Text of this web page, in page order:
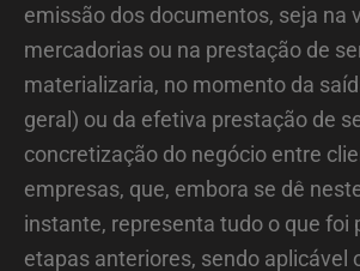
emissão dos documentos, seja na
mercadorias ou na prestação de
materializaria, no momento da
geral) ou da efetiva prestação de
concretização do negócio entre
empresas, que, embora se dê
instante, representa tudo o que foi
etapas anteriores, sendo aplicável